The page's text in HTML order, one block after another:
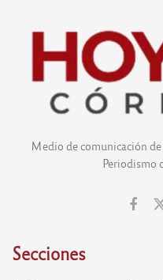
Medio de comunicación
Periodismo
Secciones